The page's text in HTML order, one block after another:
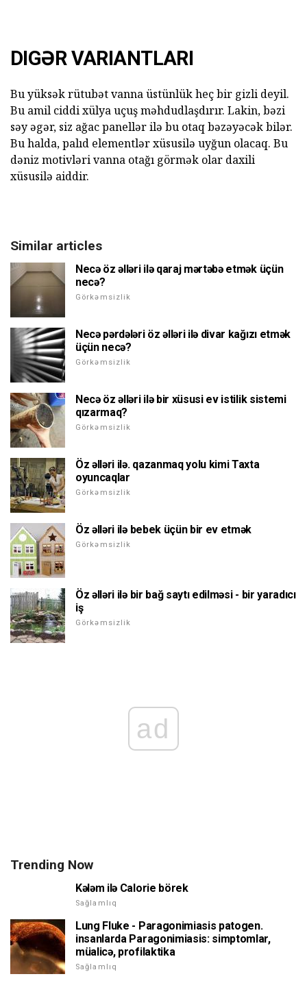
DIGƏR VARIANTLARI
Bu yüksək rütubət vanna üstünlük heç bir gizli deyil.
Bu amil ciddi xülya uçuş məhdudlaşdırır. Lakin, bəzi
səy əgər, siz ağac panellər ilə bu otaq bəzəyəcək bilər.
Bu halda, palıd elementlər xüsusilə uyğun olacaq. Bu
dəniz motivləri vanna otağı görmək olar daxili
xüsusilə aiddir.
Similar articles
Necə öz əlləri ilə qaraj mərtəbə etmək üçün
necə?
Görkəmsizlik
Necə pərdələri öz əlləri ilə divar kağızı etmək
üçün necə?
Görkəmsizlik
Necə öz əlləri ilə bir xüsusi ev istilik sistemi
qızarmaq?
Görkəmsizlik
Öz əlləri ilə. qazanmaq yolu kimi Taxta
oyuncaqlar
Görkəmsizlik
Öz əlləri ilə bebek üçün bir ev etmək
Görkəmsizlik
Öz əlləri ilə bir bağ saytı edilməsi - bir yaradıcı
iş
Görkəmsizlik
ad
Trending Now
Kələm ilə Calorie börek
Sağlamlıq
Lung Fluke - Paragonimiasis patogen.
insanlarda Paragonimiasis: simptomlar,
müalicə, profilaktika
Sağlamlıq